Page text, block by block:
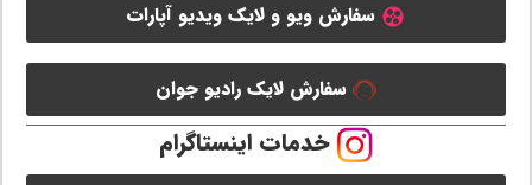
سفارش ویو و لایک ویدیو آپارات
سفارش لایک رادیو جوان
خدمات اینستاگرام